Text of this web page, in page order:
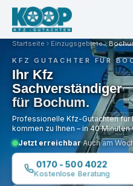
Startseite Einzugsgebiete
KFZ GUTACHTER FÜR
Ihr Kfz
Sachverständiger
für Bochum.
Professionelle Kfz-Gutachten für
kommen zu Ihnen – in40 Minuten
Jetzt erreichbar·Auch am
0170 - 500 4022
Kostenlose Beratung